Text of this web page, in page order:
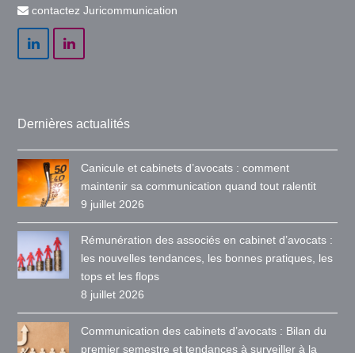
contactez Juricommunication
LinkedInLinkedIn
Dernières actualités
Canicule et cabinets d’avocats : comment
maintenir sa communication quand tout ralentit
9 juillet 2026
Rémunération des associés en cabinet d’avocats :
les nouvelles tendances, les bonnes pratiques, les
tops et les flops
8 juillet 2026
Communication des cabinets d’avocats : Bilan du
premier semestre et tendances à surveiller à la